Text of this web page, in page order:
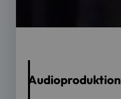
Audioproduktion